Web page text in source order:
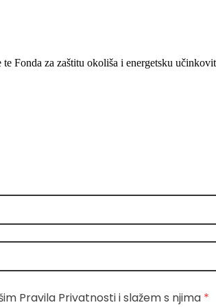
Fonda za zaštitu okoliša i energetsku
Pravila Privatnosti i slažem s njima *